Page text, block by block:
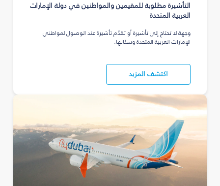
التأشيرة مطلوبة للمقيمين والمواطنين في دولة الإمارات
العربية المتحدة
وجهة لا تحتاج إلى تأشيرة أو تقدّم تأشيرة عند الوصول لمواطني
الإمارات العربية المتحدة وسكانها.
اكتشف المزيد